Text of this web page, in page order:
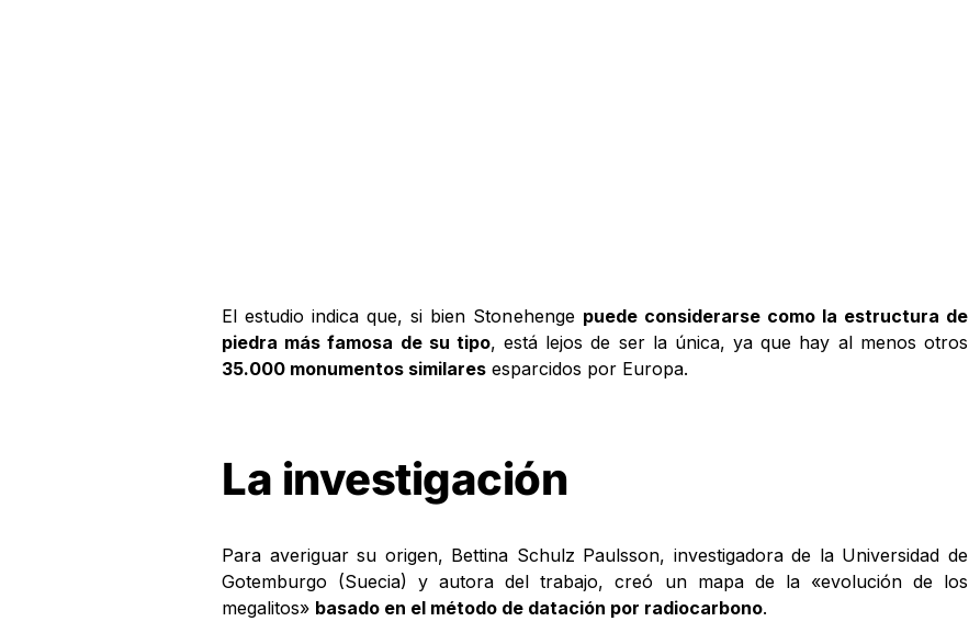
El estudio indica que, si bien Stonehenge puede considerarse como la estructura de
piedra más famosa de su tipo, está lejos de ser la única, ya que hay al menos otros
35.000 monumentos similares esparcidos por Europa.
La investigación
Para averiguar su origen, Bettina Schulz Paulsson, investigadora de la Universidad de
Gotemburgo (Suecia) y autora del trabajo, creó un mapa de la «evolución de los
megalitos» basado en el método de datación por radiocarbono.